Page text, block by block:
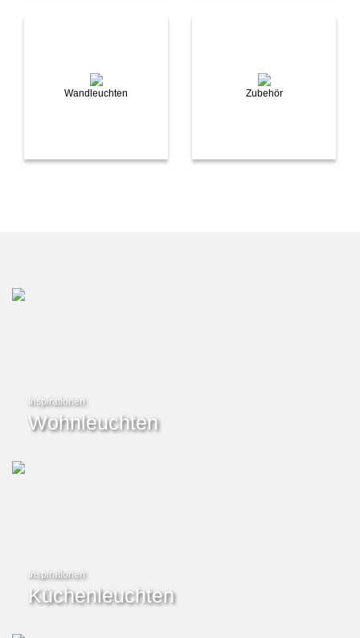
Wandleuchten Zubehör
Inspirationen
Wohnleuchten
Inspirationen
Küchenleuchten